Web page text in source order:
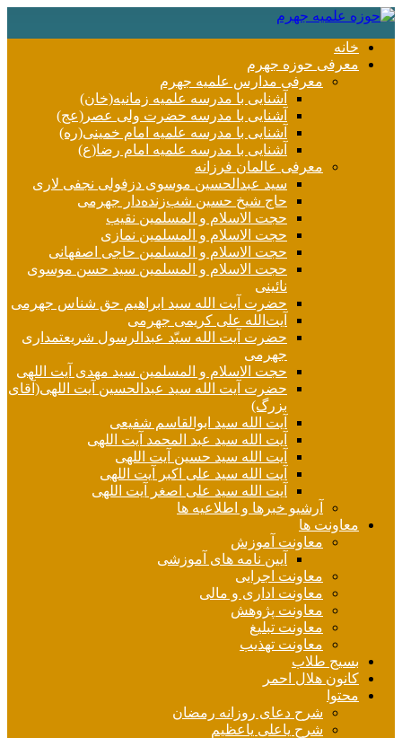
خانه
معرفی حوزه جهرم
معرفی مدارس علمیه جهرم
آشنایی با مدرسه علمیه زمانیه(خان)
آشنایی با مدرسه حضرت ولی عصر(عج)
آشنایی با مدرسه علمیه امام خمینی(ره)
آشنایی با مدرسه علمیه امام رضا(ع)
معرفی عالمان فرزانه
سید عبدالحسین موسوی دزفولی نجفی لاری
حاج شیخ حسین شب‌زنده‌دار جهرمی
حجت الاسلام و المسلمین نقیب
حجت الاسلام و المسلمین نمازی
حجت الاسلام و المسلمین حاجی اصفهانی
حجت الاسلام و المسلمین سید حسن موسوی
نائینی
حضرت آیت الله سید ابراهیم حق شناس جهرمی
آیت‌الله علی کریمی جهرمی
حضرت آيت الله سیّد عبدالرسول شریعتمداری
جهرمی
حجت الاسلام و المسلمین سید مهدی آیت اللهی
حضرت آیت الله سید عبدالحسین آیت اللهی(آقای
بزرگ)
آیت الله سید ابوالقاسم شفیعی
آیت الله سید عبد المحمد آیت اللهی
آیت الله سید حسین آیت اللهی
آیت الله سید علی اکبر آیت اللهی
آیت الله سید علی اصغر آیت اللهی
آرشیو خبرها و اطلاعیه ها
معاونت ها
معاونت آموزش
آیین نامه های آموزشی
معاونت اجرایی
معاونت اداری و مالی
معاونت پژوهش
معاونت تبلیغ
معاونت تهذیب
بسیج طلاب
کانون هلال احمر
محتوا
شرح دعای روزانه رمضان
شرح یاعلی یاعظیم